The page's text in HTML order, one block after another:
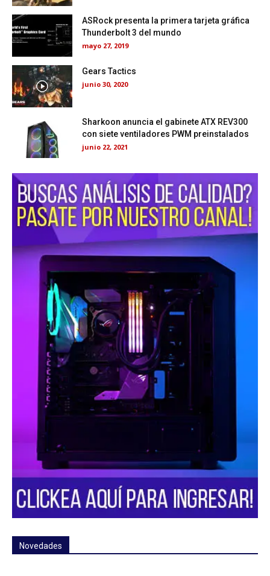
ASRock presenta la primera tarjeta gráfica
Thunderbolt 3 del mundo
mayo 27, 2019
Gears Tactics
junio 30, 2020
Sharkoon anuncia el gabinete ATX REV300
con siete ventiladores PWM preinstalados
junio 22, 2021
Novedades